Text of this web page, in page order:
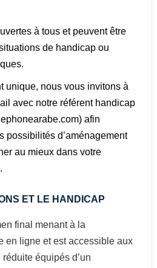
à tous et peuvent être
de handicap ou
unique, nous vous invitons à
avec notre référent handicap
afin
possibilités d’aménagement
au mieux dans votre
ET LE HANDICAP
final menant à la
en ligne et est accessible aux
équipés d’un